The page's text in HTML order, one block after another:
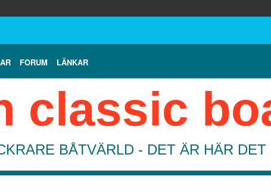
FORUM LÄNKAR
classic
BÅTVÄRLD - DET ÄR HÄR DET